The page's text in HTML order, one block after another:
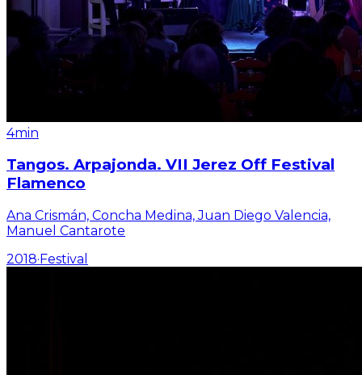
4min
Tangos. Arpajonda. VII Jerez Off Festival
Flamenco
Ana Crismán, Concha Medina, Juan Diego Valencia,
Manuel Cantarote
2018·Festival